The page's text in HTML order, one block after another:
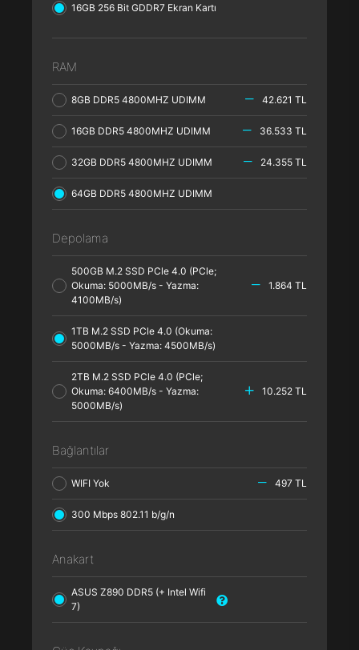
16GB 256 Bit GDDR7 Ekran Kartı
RAM
8GB DDR5 4800MHZ UDIMM 42.621 TL
16GB DDR5 4800MHZ UDIMM 36.533 TL
32GB DDR5 4800MHZ UDIMM 24.355 TL
64GB DDR5 4800MHZ UDIMM
Depolama
500GB M.2 SSD PCle 4.0 (PCle;
Okuma: 5000MB/s - Yazma:
4100MB/s)
1.864 TL
1TB M.2 SSD PCle 4.0 (Okuma:
5000MB/s - Yazma: 4500MB/s)
2TB M.2 SSD PCle 4.0 (PCle;
Okuma: 6400MB/s - Yazma:
5000MB/s)
10.252 TL
Bağlantılar
WIFI Yok 497 TL
300 Mbps 802.11 b/g/n
Anakart
ASUS Z890 DDR5 (+ Intel Wifi
7)